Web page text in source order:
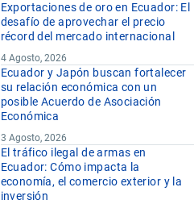
Exportaciones de oro en Ecuador: El
desafío de aprovechar el precio
récord del mercado internacional
4 Agosto, 2026
Ecuador y Japón buscan fortalecer
su relación económica con un
posible Acuerdo de Asociación
Económica
3 Agosto, 2026
El tráfico ilegal de armas en
Ecuador: Cómo impacta la
economía, el comercio exterior y la
inversión